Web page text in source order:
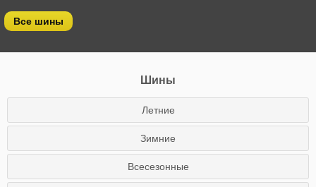
Все шины
Шины
Летние
Зимние
Всесезонные